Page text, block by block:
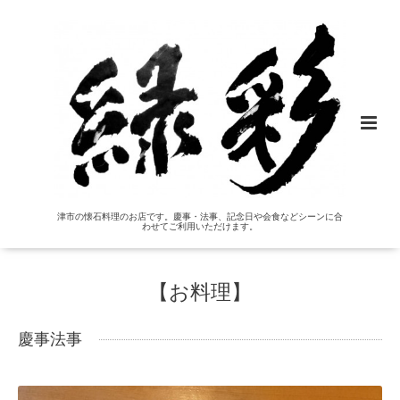
津市の懐石料理のお店です。慶事・法事、記念日や会食などシーンに合
わせてご利用いただけます。
【お料理】
慶事法事